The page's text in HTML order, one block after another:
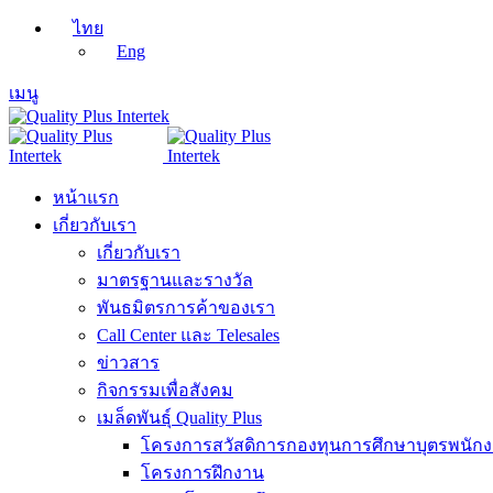
ไทย
Eng
เมนู
หน้าแรก
เกี่ยวกับเรา
เกี่ยวกับเรา
มาตรฐานและรางวัล
พันธมิตรการค้าของเรา
Call Center และ Telesales
ข่าวสาร
กิจกรรมเพื่อสังคม
เมล็ดพันธุ์ Quality Plus
โครงการสวัสดิการกองทุนการศึกษาบุตรพนัก
โครงการฝึกงาน